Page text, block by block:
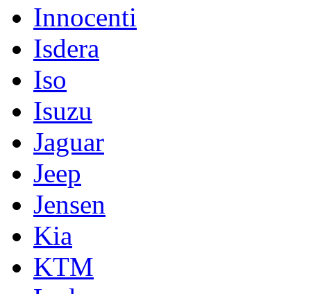
Innocenti
Isdera
Iso
Isuzu
Jaguar
Jeep
Jensen
Kia
KTM